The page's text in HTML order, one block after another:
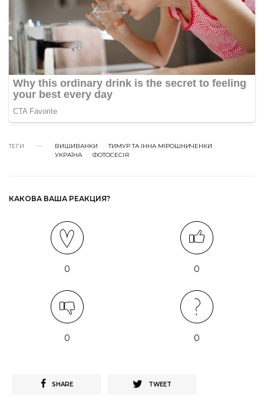
ТЕГИ ВИШИВАНКИ
ТИМУР ТА ІННА МІРОШНИЧЕНКИ
УКРАЇНА
ФОТОСЕСІЯ
КАКОВА ВАША РЕАКЦИЯ?
0 0
0 0
SHARE TWEET